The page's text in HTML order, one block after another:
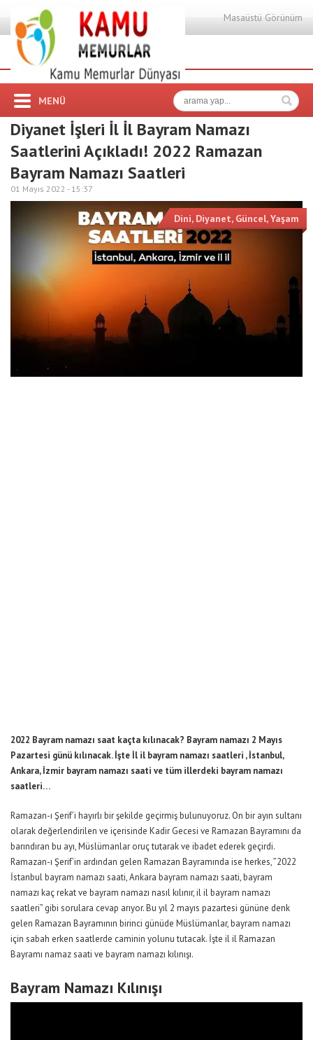
Masaüstü Görünüm
MENÜ
Diyanet İşleri İl İl Bayram Namazı
Saatlerini Açıkladı! 2022 Ramazan
Bayram Namazı Saatleri
01 Mayıs 2022 - 15:37
Dini, Diyanet, Güncel,Yaşam
2022 Bayram namazı saat kaçta kılınacak? Bayram namazı 2 Mayıs
Pazartesi günü kılınacak. İşte İl il bayram namazı saatleri , İstanbul,
Ankara, İzmir bayram namazı saati ve tüm illerdeki bayram namazı
saatleri…
Ramazan-ı Şerif’i hayırlı bir şekilde geçirmiş bulunuyoruz. On bir ayın sultanı
olarak değerlendirilen ve içerisinde Kadir Gecesi ve Ramazan Bayramını da
barındıran bu ayı, Müslümanlar oruç tutarak ve ibadet ederek geçirdi.
Ramazan-ı Şerif’in ardından gelen Ramazan Bayramında ise herkes, ”2022
İstanbul bayram namazı saati, Ankara bayram namazı saati, bayram
namazı kaç rekat ve bayram namazı nasıl kılınır, il il bayram namazı
saatleri” gibi sorulara cevap arıyor. Bu yıl 2 mayıs pazartesi gününe denk
gelen Ramazan Bayramının birinci günüde Müslümanlar, bayram namazı
için sabah erken saatlerde caminin yolunu tutacak. İşte il il Ramazan
Bayramı namaz saati ve bayram namazı kılınışı.
Bayram Namazı Kılınışı